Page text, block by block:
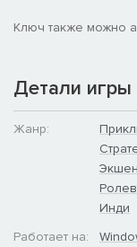
Ключ также можно
Детали игры
Жанр:
Экшен
Инди
Работает на: